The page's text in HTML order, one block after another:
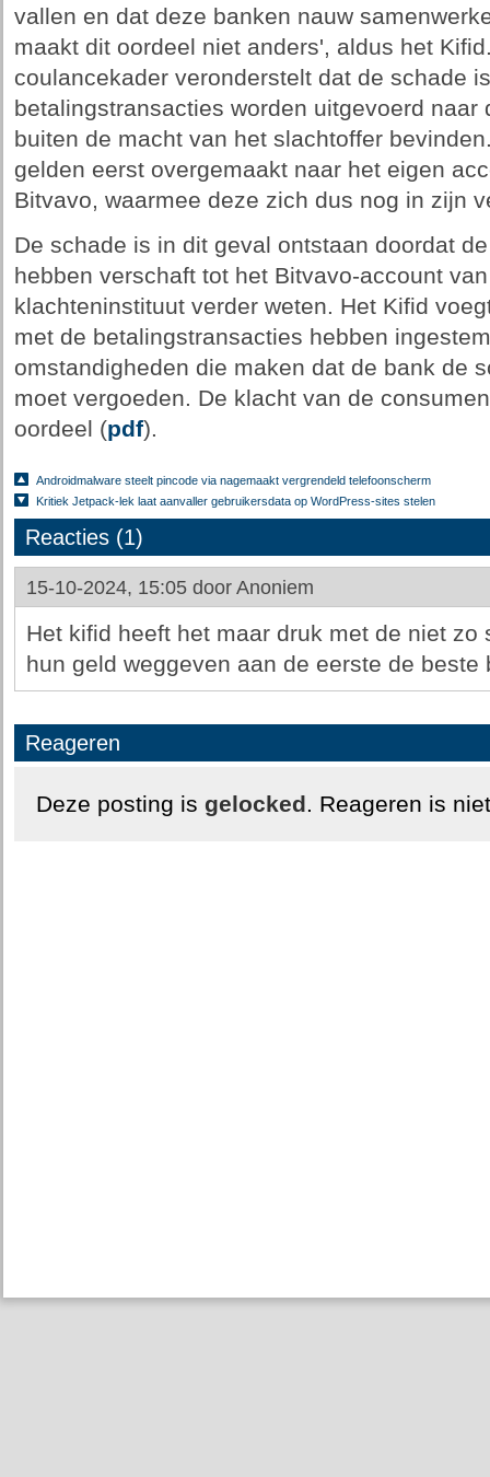
vallen en dat deze banken nauw
maakt dit oordeel niet anders', aldus het
coulancekader veronderstelt dat de schade
betalingstransacties worden uitgevoerd
buiten de macht van het slachtoffer
gelden eerst overgemaakt naar het eigen
Bitvavo, waarmee deze zich dus nog in zijn
De schade is in dit geval ontstaan doordat
hebben verschaft tot het Bitvavo-account
klachteninstituut verder weten. Het Kifid
met de betalingstransacties hebben
omstandigheden die maken dat de bank de
moet vergoeden. De klacht van de
oordeel (pdf).
Androidmalware steelt pincode via nagemaakt vergrendeld telefoonscherm
Kritiek Jetpack-lek laat aanvaller gebruikersdata op WordPress-sites stelen
Reacties (1)
15-10-2024, 15:05 door Anoniem
Het kifid heeft het maar druk met de niet
hun geld weggeven aan de eerste de beste
Reageren
Deze posting is gelocked. Reageren is